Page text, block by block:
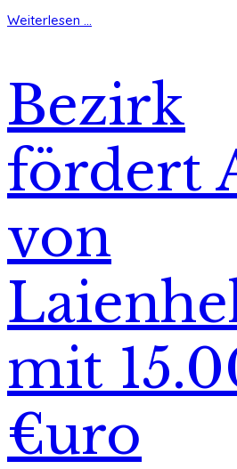
Weiterlesen ...
Bezirk
fördert
von
mit
€uro